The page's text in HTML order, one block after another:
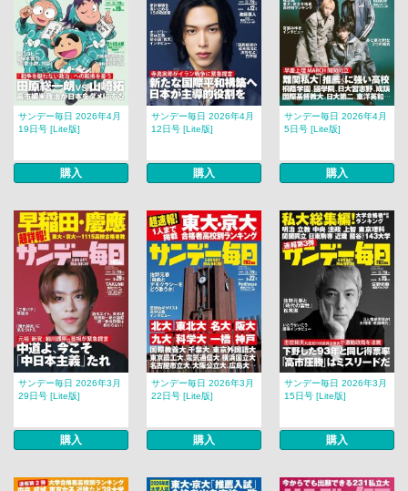
サンデー毎日 2026年4月
19日号 [Lite版]
購入
サンデー毎日 2026年4月
12日号 [Lite版]
購入
サンデー毎日 2026年4月
5日号 [Lite版]
購入
サンデー毎日 2026年3月
29日号 [Lite版]
購入
サンデー毎日 2026年3月
22日号 [Lite版]
購入
サンデー毎日 2026年3月
15日号 [Lite版]
購入